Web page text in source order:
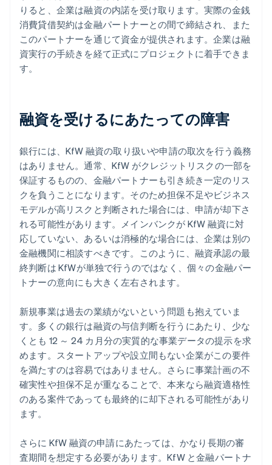
りると、企業は融資の内諾を受け取ります。実際の金銭
消費貸借契約は金融パートナーとの間で締結され、また
このパートナーを通じて資金が提供されます。企業は融
資実行の手続きを経て正式にプロジェクトに着手できま
す。
融資を受けるにあたっての障害
銀行には、KfW 融資の取り扱いや申請の取次を行う義務
はありません。通常、KfW がクレジットリスクの一部を
保証するものの、金融パートナーも引き続き一定のリス
クを負うことになります。そのため担保不足やビジネス
モデルが高リスクと判断された場合には、申請が却下さ
れる可能性があります。メインバンクが KfW 融資に対
応していない、あるいは消極的な場合には、企業は別の
金融機関に相談すべきです。このように、融資承認の最
終判断は KfWが単独で行うのではなく、個々の金融パー
トナーの意向にも大きく左右されます。
新規事業は過去の業績がないという問題も抱えていま
す。多くの銀行は融資の与信判断を行うにあたり、少な
くとも 12 ～ 24 カ月分の実質的な事業データの提示を求
めます。スタートアップや設立間もない企業がこの要件
を満たすのは容易ではありません。さらに事業計画の不
確実性や担保不足が重なることで、本来なら融資適格性
のある案件であっても最終的に却下される可能性があり
ます。
さらに KfW 融資の申請にあたっては、かなり長期の審
査期間を想定する必要があります。KfW と金融パートナ